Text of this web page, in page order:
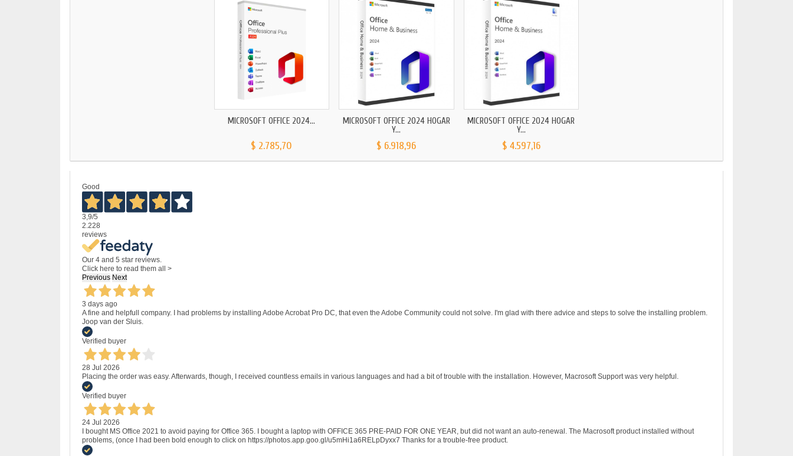
MICROSOFT OFFICE 2024...
$ 2.785,70
MICROSOFT OFFICE 2024 HOGAR
Y...
$ 6.918,96
MICROSOFT OFFICE 2024 HOGAR
Y...
$ 4.597,16
Good
3,9/5
2.228
reviews
Our 4 and 5 star reviews.
Click here to read them all >
Previous Next
3 days ago
A fine and helpfull company. I had problems by installing Adobe Acrobat Pro DC, that even the Adobe Community could not solve. I'm glad with there advice and steps to solve the installing problem.
Joop van der Sluis.
Verified buyer
28 Jul 2026
Placing the order was easy. Afterwards, though, I received countless emails in various languages and had a bit of trouble with the installation. However, Macrosoft Support was very helpful.
Verified buyer
24 Jul 2026
I bought MS Office 2021 to avoid paying for Office 365. I bought a laptop with OFFICE 365 PRE-PAID FOR ONE YEAR, but did not want an auto-renewal. The Macrosoft product installed without
problems, (once I had been bold enough to click on https://photos.app.goo.gl/u5mHi1a6RELpDyxx7 Thanks for a trouble-free product.